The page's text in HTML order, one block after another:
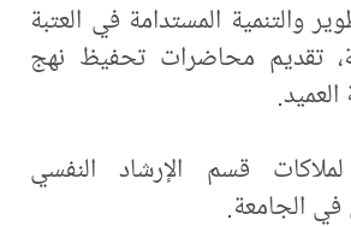
والتنمية المستدامة في العتبة
تقديم محاضرات تحفيظ نهج
قسم الإرشاد النفسي
في الجامعة.